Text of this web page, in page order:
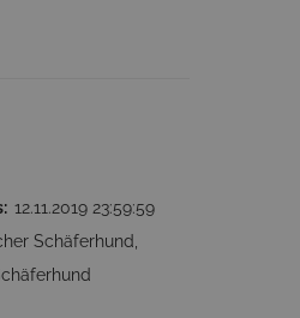
12.11.2019 23:59:59
Schäferhund,